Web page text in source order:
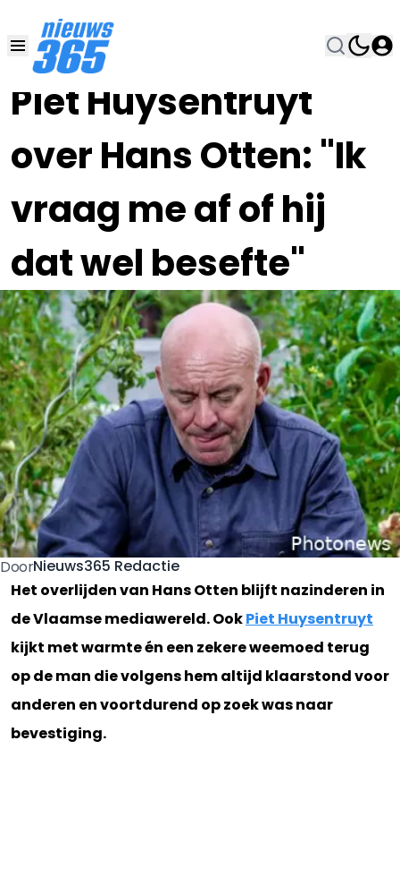
Piet Huysentruyt
over Hans Otten: "Ik
vraag me af of hij
dat wel besefte"
18 MEI , 12:00•
DoorNieuws365 Redactie
Het overlijden van Hans Otten blijft nazinderen in
de Vlaamse mediawereld. OokPiet Huysentruyt
kijkt met warmte én een zekere weemoed terug
op de man die volgens hem altijd klaarstond voor
anderen en voortdurend op zoek was naar
bevestiging.